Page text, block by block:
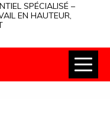
SPÉCIALISÉ –
EN HAUTEUR,